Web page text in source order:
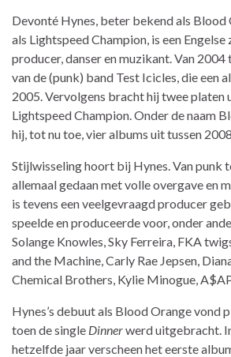
Devonté Hynes, beter bekend als Blood
als Lightspeed Champion, is een Engelse
producer, danser en muzikant. Van
van de (punk) band Test Icicles, die een
2005. Vervolgens bracht hij twee platen
Lightspeed Champion. Onder de naam
hij, tot nu toe, vier albums uit tussen
Stijlwisseling hoort bij Hynes. Van punk
allemaal gedaan met volle overgave en
is tevens een veelgevraagd producer
speelde en produceerde voor, onder
Solange Knowles, Sky Ferreira, FKA
and the Machine, Carly Rae Jepsen,
Chemical Brothers, Kylie Minogue,
Hynes’s debuut als Blood Orange vond
toen de single Dinnerwerd uitgebracht.
hetzelfde jaar verscheen het eerste